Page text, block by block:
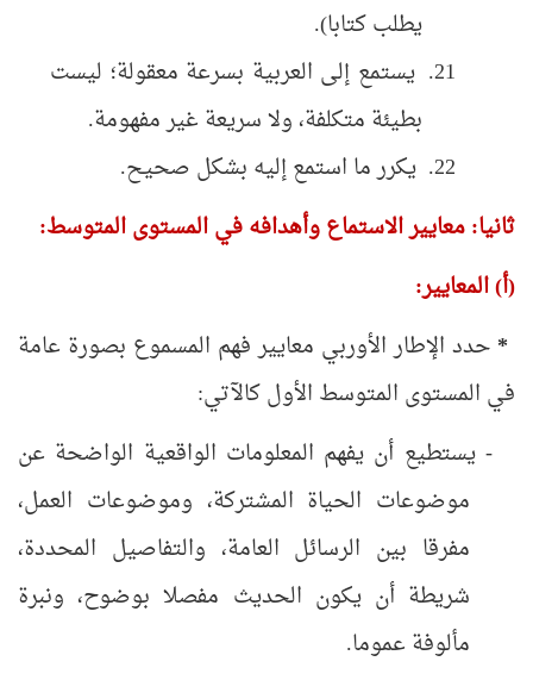
يطلب كتابا).
يستمع إلى العربية بسرعة معقولة؛ ليست
بطيئة متكلفة، ولا سريعة غير مفهومة.
يكرر ما استمع إليه بشكل صحيح.
ثانيا: معايير الاستماع وأهدافهفي المستوى المتوسط:
(أ) المعايير:
* حدد الإطار الأوربي معايير فهم المسموع بصورة عامة
في المستوى المتوسط الأول كالآتي:
- يستطيع أن يفهم المعلومات الواقعية الواضحة عن
موضوعات الحياة المشتركة، وموضوعات العمل،
مفرقا بين الرسائل العامة، والتفاصيل المحددة،
شريطة أن يكون الحدیث مفصلا بوضوح، ونبرة
مألوفة عموما.